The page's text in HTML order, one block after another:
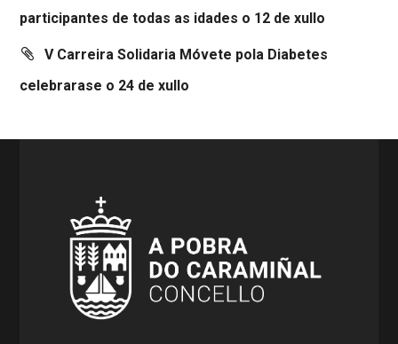
participantes de todas as idades o 12 de xullo
V Carreira Solidaria Móvete pola Diabetes
celebrarase o 24 de xullo